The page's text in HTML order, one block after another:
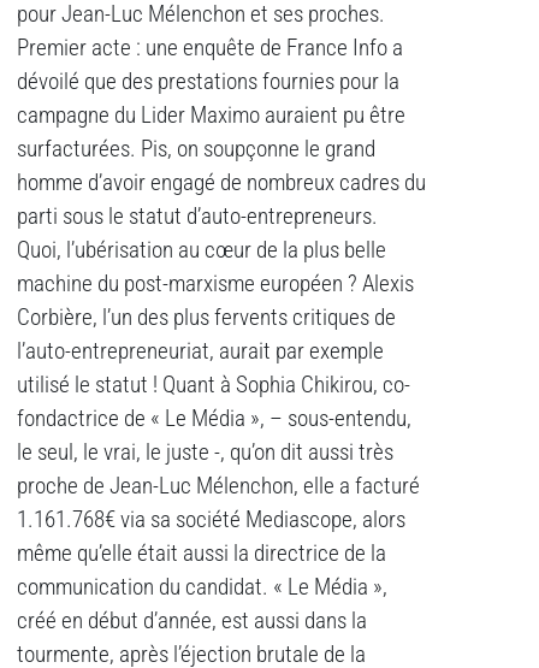
pour Jean-Luc Mélenchon et ses proches.
Premier acte : une enquête de France Info a
dévoilé que des prestations fournies pour la
campagne du Lider Maximo auraient pu être
surfacturées. Pis, on soupçonne le grand
homme d’avoir engagé de nombreux cadres du
parti sous le statut d’auto-entrepreneurs.
Quoi, l’ubérisation au cœur de la plus belle
machine du post-marxisme européen ? Alexis
Corbière, l’un des plus fervents critiques de
l’auto-entrepreneuriat, aurait par exemple
utilisé le statut ! Quant à Sophia Chikirou, co-
fondactrice de « Le Média », – sous-entendu,
le seul, le vrai, le juste -, qu’on dit aussi très
proche de Jean-Luc Mélenchon, elle a facturé
1.161.768€ via sa société Mediascope, alors
même qu’elle était aussi la directrice de la
communication du candidat. « Le Média »,
créé en début d’année, est aussi dans la
tourmente, après l’éjection brutale de la